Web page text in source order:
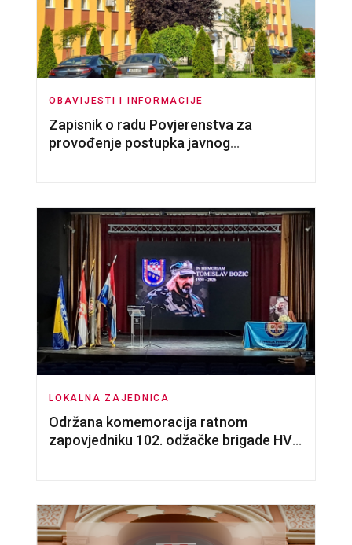
OBAVIJESTI I INFORMACIJE
Zapisnik o radu Povjerenstva za
provođenje postupka javnog
LOKALNA ZAJEDNICA
Održana komemoracija ratnom
zapovjedniku 102. odžačke brigade HVO